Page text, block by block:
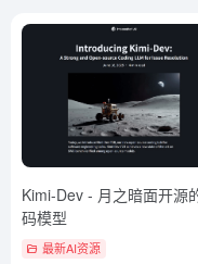
Kimi-Dev - 月之暗面开源
码模型
最新AI资源